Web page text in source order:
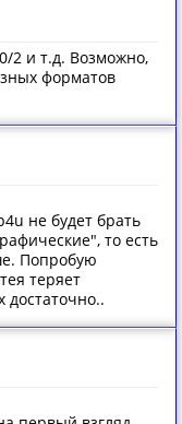
2 и т.д. Возможно,
форматов
не будет брать
то есть
Попробую
теряет
достаточно..